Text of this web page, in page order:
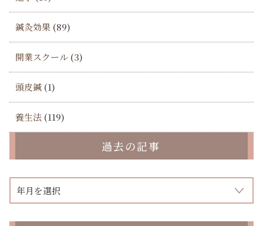
鍼灸効果 (89)
開業スクール (3)
頭皮鍼 (1)
養生法 (119)
過去の記事